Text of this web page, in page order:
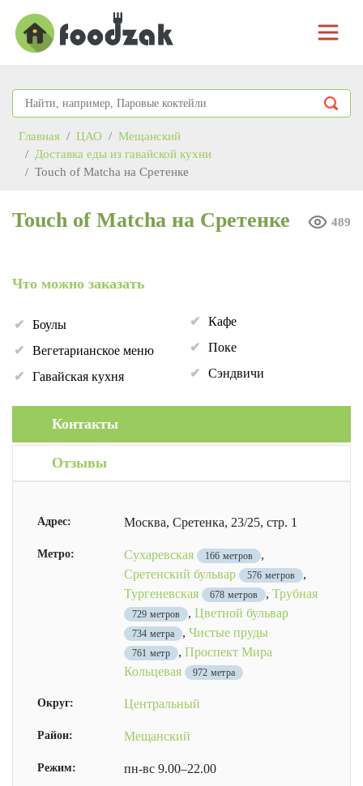
Главная ЦАО
Мещанский
Доставка еды из гавайской кухни
Touch of Matcha на Сретенке
Touch of Matcha на Сретенке 489
Что можно заказать
Боулы
Вегетарианское меню
Гавайская кухня
Кафе
Поке
Сэндвичи
Контакты
Отзывы
Адрес: Москва, Сретенка, 23/25, стр. 1
Метро: Сухаревская 166 метров
,
Сретенский бульвар
576 метров
,
Тургеневская
678 метров ,Трубная
729 метров ,Цветной бульвар
734 метра ,Чистые пруды
761 метр , Проспект Мира
Кольцевая
972 метра
Округ: Центральный
Район: Мещанский
Режим: пн-вс 9.00–22.00